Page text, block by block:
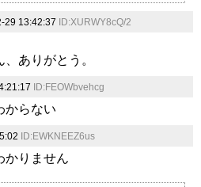
29 13:42:37 ID:XURWY8cQ/2
ありがとう。
ID:FEOWbvehcg
からない
ID:EWKNEEZ6us
かりません